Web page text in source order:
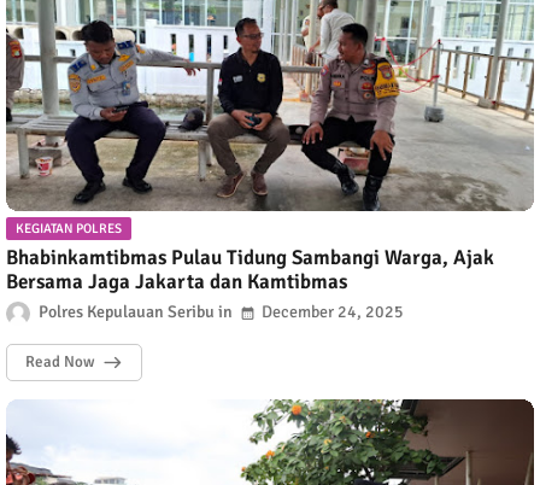
KEGIATAN POLRES
Bhabinkamtibmas Pulau Tidung Sambangi Warga, Ajak
Bersama Jaga Jakarta dan Kamtibmas
Polres Kepulauan Seribu December 24, 2025
Read Now